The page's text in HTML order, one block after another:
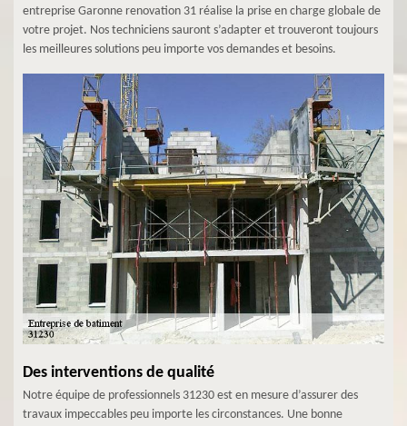
entreprise Garonne renovation 31 réalise la prise en charge globale de
votre projet. Nos techniciens sauront s’adapter et trouveront toujours
les meilleures solutions peu importe vos demandes et besoins.
Des interventions de qualité
Notre équipe de professionnels 31230 est en mesure d’assurer des
travaux impeccables peu importe les circonstances. Une bonne